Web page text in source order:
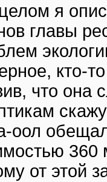
я
главы
кто-
что она
оол
от этой